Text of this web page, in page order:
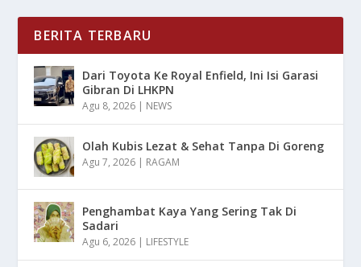
BERITA TERBARU
Dari Toyota Ke Royal Enfield, Ini Isi Garasi
Gibran Di LHKPN
Agu 8, 2026 | NEWS
Olah Kubis Lezat & Sehat Tanpa Di Goreng
Agu 7, 2026 | RAGAM
Penghambat Kaya Yang Sering Tak Di
Sadari
Agu 6, 2026 | LIFESTYLE